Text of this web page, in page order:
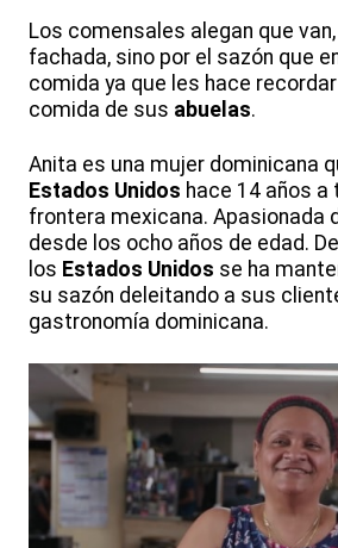
Los comensales alegan que
fachada, sino por el sazón que
comida ya que les hace
comida de sus abuelas.
Anita es una mujer dominicana
Estados Unidos hace 14 años a
frontera mexicana. Apasionada
desde los ocho años de edad.
los Estados Unidos se ha
su sazón deleitando a sus
gastronomía dominicana.